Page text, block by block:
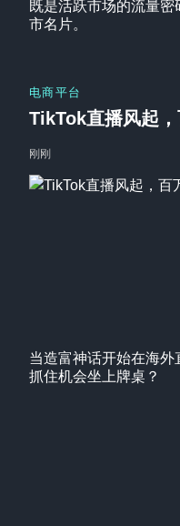
既是活跃市场的流量
市名片。
当造富神话开始在海外
抓住机会坐上牌桌？
电商平台
TikTok直播风起
刚刚